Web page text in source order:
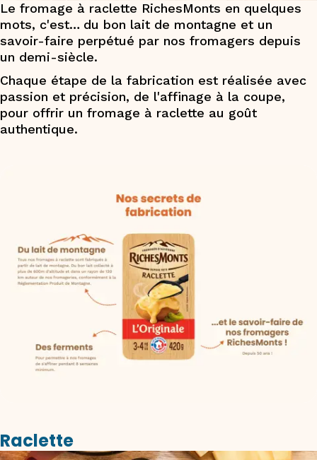
Le fromage à raclette RichesMonts en quelques
mots, c'est… du bon lait de montagne et un
savoir-faire perpétué par nos fromagers depuis
un demi-siècle.
Chaque étape de la fabrication est réalisée avec
passion et précision, de l'affinage à la coupe,
pour offrir un fromage à raclette au goût
authentique.
Raclette